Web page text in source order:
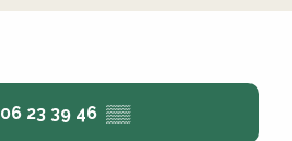
06 23 39 46 ▒▒